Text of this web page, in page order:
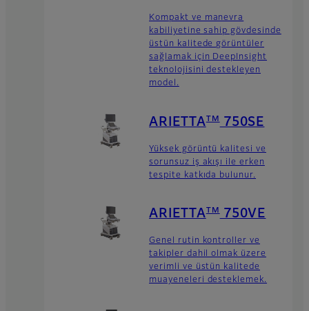
Kompakt ve manevra
kabiliyetine sahip gövdesinde
üstün kalitede görüntüler
sağlamak için DeepInsight
teknolojisini destekleyen
model.
ARIETTA TM 750SE
Yüksek görüntü kalitesi ve
sorunsuz iş akışı ile erken
tespite katkıda bulunur.
ARIETTA TM 750VE
Genel rutin kontroller ve
takipler dahil olmak üzere
verimli ve üstün kalitede
muayeneleri desteklemek.